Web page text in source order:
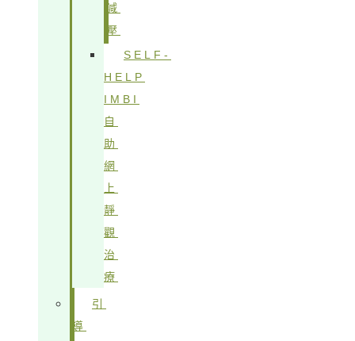
減
壓
SELF-
HELP
IMBI
自
助
網
上
靜
觀
治
療
引
導